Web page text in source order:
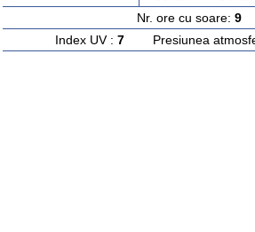
Nr. ore cu soare: 9
Index UV : 7Presiunea